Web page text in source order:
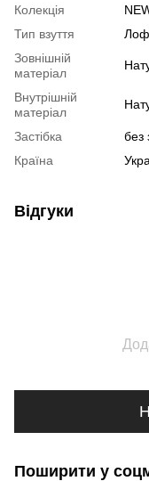
Колекція
Тип взуття
Зовнішній
матеріал
Внутрішній
матеріал
Застібка
без
Країна
Відгуки
Поширити у